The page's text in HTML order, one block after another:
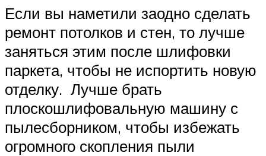
Если вы наметили заодно сделать
ремонт потолков и стен, то лучше
заняться этим после шлифовки
паркета, чтобы не испортить новую
отделку. Лучше брать
плоскошлифовальную машину с
пылесборником, чтобы избежать
огромного скопления пыли